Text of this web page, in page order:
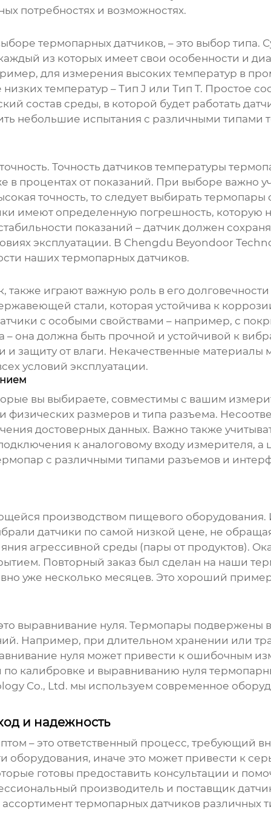
потребностях и возможностях.
термопарных датчиков, – это выбор типа.
из которых имеет свои особенности и
для измерения высоких температур в
температур – Тип J или Тип T. Простое
состав среды, в которой будет работать
небольшие испытания с различными типами
Точность датчиков температуры
в процентах от показаний. При выборе важно
точность, то следует выбирать
имеют определенную погрешность, которую
показаний – датчик должен
эксплуатации. В Chengdu Beyondoor
наших термопарных датчиков.
также играют важную роль в его
стали, которая устойчива к
с особыми свойствами – например, с
– она должна быть прочной и устойчивой к
защиту от влаги. Некачественные материалы
условий эксплуатации.
вы выбираете, совместимы с вашим
физических размеров и типа разъема.
достоверных данных. Важно также
к аналоговому входу измерителя,
с различными типами разъемов и
производством пищевого
датчики по самой низкой цене, не
агрессивной среды (пары от продуктов).
Повторный заказ был сделан на наши
уже несколько месяцев. Это хороший
выравнивание нуля. Термопары подвержены
Например, при длительном хранении или
нуля может привести к ошибочным
калибровке и выравниванию нуля
Co., Ltd. мы используем современное
и надежность
– это ответственный процесс, требующий
оборудования, иначе это может привести к
готовы предоставить консультации и
производитель и поставщик
термопарных датчиковразличных